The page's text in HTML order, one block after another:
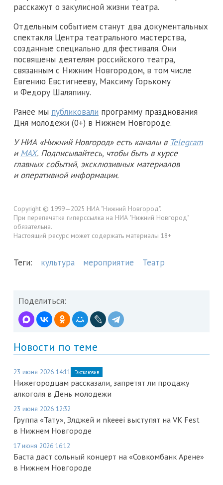
расскажут о закулисной жизни театра.
Отдельным событием станут два документальных
спектакля Центра театрального мастерства,
созданные специально для фестиваля. Они
посвящены деятелям российского театра,
связанным с Нижним Новгородом, в том числе
Евгению Евстигнееву, Максиму Горькому
и Федору Шаляпину.
Ранее мы публиковали программу празднования
Дня молодежи (0+) в Нижнем Новгороде.
У НИА «Нижний Новгород» есть каналы в Telegram
и MAX. Подписывайтесь, чтобы быть в курсе
главных событий, эксклюзивных материалов
и оперативной информации.
Copyright © 1999—2025 НИА "Нижний Новгород".
При перепечатке гиперссылка на НИА "Нижний Новгород"
обязательна.
Настоящий ресурс может содержать материалы 18+
Теги: культура мероприятие Театр
Поделиться:
Новости по теме
23 июня 2026 14:11 Эксклюзив
Нижегородцам рассказали, запретят ли продажу
алкоголя в День молодежи
23 июня 2026 12:32
Группа «Тату», Элджей и nkeeei выступят на VK Fest
в Нижнем Новгороде
17 июня 2026 16:12
Баста даст сольный концерт на «Совкомбанк Арене»
в Нижнем Новгороде